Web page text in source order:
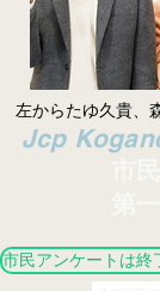
左からたゆ久貴、
​Jcp
市民アンケートは終